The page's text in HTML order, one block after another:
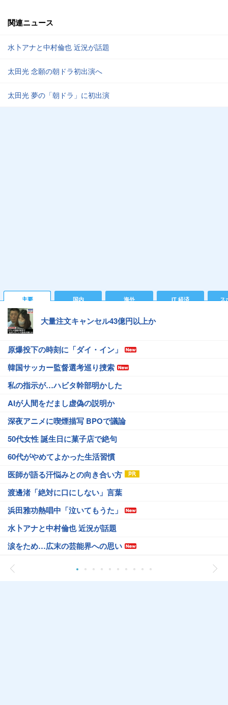
関連ニュース
水卜アナと中村倫也 近況が話題
太田光 念願の朝ドラ初出演へ
太田光 夢の「朝ドラ」に初出演
主要 国内 海外 IT 経済 ス
大量注文キャンセル43億円以上か
原爆投下の時刻に「ダイ・イン」
韓国サッカー監督選考巡り捜索
私の指示が…ハビタ幹部明かした
AIが人間をだまし虚偽の説明か
深夜アニメに喫煙描写 BPOで議論
50代女性 誕生日に菓子店で絶句
60代がやめてよかった生活習慣
医師が語る汗悩みとの向き合い方
渡邊渚「絶対に口にしない」言葉
浜田雅功熱唱中「泣いてもうた」
水卜アナと中村倫也 近況が話題
涙をため…広末の芸能界への思い